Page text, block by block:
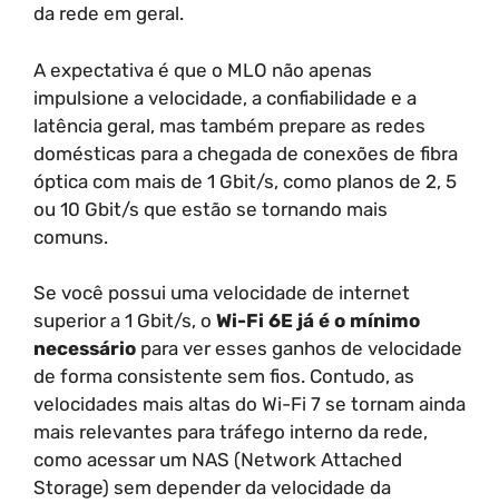
da rede em geral.
A expectativa é que o MLO não apenas
impulsione a velocidade, a confiabilidade e a
latência geral, mas também prepare as redes
domésticas para a chegada de conexões de fibra
óptica com mais de 1 Gbit/s, como planos de 2, 5
ou 10 Gbit/s que estão se tornando mais
comuns.
Se você possui uma velocidade de internet
superior a 1 Gbit/s, o Wi-Fi 6E já é o mínimo
necessário para ver esses ganhos de velocidade
de forma consistente sem fios. Contudo, as
velocidades mais altas do Wi-Fi 7 se tornam ainda
mais relevantes para tráfego interno da rede,
como acessar um NAS (Network Attached
Storage) sem depender da velocidade da